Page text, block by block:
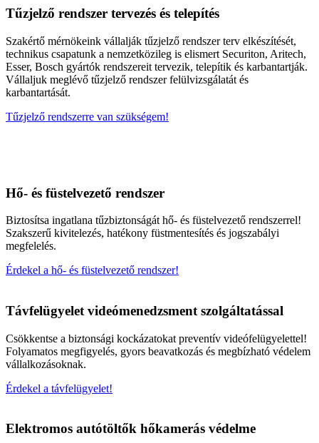
Tűzjelző rendszer tervezés és telepítés
Szakértő mérnökeink vállalják tűzjelző rendszer terv elkészítését,
technikus csapatunk a nemzetközileg is elismert Securiton, Aritech,
Esser, Bosch gyártók rendszereit tervezik, telepítik és karbantartják.
Vállaljuk meglévő tűzjelző rendszer felülvizsgálatát és
karbantartását.
Tűzjelző rendszerre van szükségem!
Hő- és füstelvezető rendszer
Biztosítsa ingatlana tűzbiztonságát hő- és füstelvezető rendszerrel!
Szakszerű kivitelezés, hatékony füstmentesítés és jogszabályi
megfelelés.
Érdekel a hő- és füstelvezető rendszer!
Távfelügyelet videómenedzsment szolgáltatással
Csökkentse a biztonsági kockázatokat preventív videófelügyelettel!
Folyamatos megfigyelés, gyors beavatkozás és megbízható védelem
vállalkozásoknak.
Érdekel a távfelügyelet!
Elektromos autótöltők hőkamerás védelme